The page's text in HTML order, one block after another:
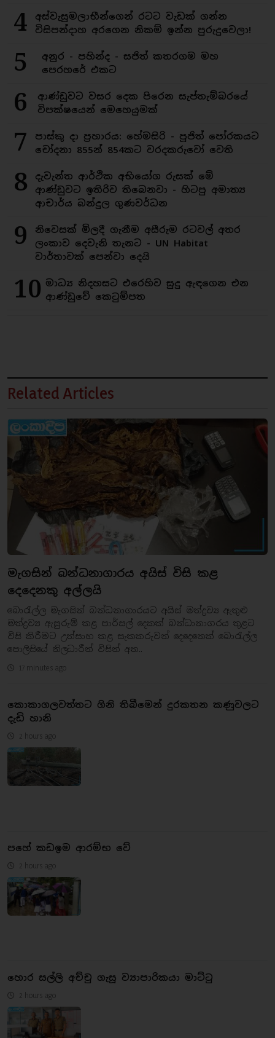
4
අස්වැසුමලාභීන්ගෙන් රටට වැඩක් ගන්න
විසිපන්දාහ අරගෙන නිකම් ඉන්න පුරුදුවෙලා!
5
අනුර - පහින්ද - සජිත් කතරගම මහ
පෙරහරේ එකට
6
ආණ්ඩුවට වසර දෙක පිරෙන සැප්තැම්බරයේ
විපක්ෂයෙන් මෙහෙයුමක්
7
පාස්කු දා ප්‍රහාරය: හේමසිරි - පූජිත් පෝරකයට
චෝදනා 855න් 854කට වරදකරුවෝ වෙති
8
දැවැන්ත ආර්ථික අභියෝග රුසක් මේ
ආණ්ඩුවට ඉතිරිව තිබෙනවා - හිටපු අමාත්‍ය
ආචාර්ය බන්දුල ගුණවර්ධන
9
නිවෙසක් මිලදී ගැනීම අසීරුම රටවල් අතර
ලංකාව දෙවැනි තැනට - UN Habitat
වාර්තාවක් පෙන්වා දෙයි
10 මාධ්‍ය නිදහසට එරෙහිව සුදු ඇඳගෙන එන
ආණ්ඩුවේ කෙටුම්පත
Related Articles
මැගසින් බන්ධනාගාරය අයිස් විසි කළ
දෙදෙනකු අල්ලයි
බොරැල්ල මැගසින් බන්ධනාගාරයට අයිස් මත්ද්‍රව්‍ය ඇතුළු
මත්ද්‍රව්‍ය ඇසුරුම් කළ පාර්සල් දෙකක් බන්ධානාගරය තුළට
විසි කිරීමට උත්සාහ කළ සැකකරුවන් දෙදෙනෙක් බොරැල්ල
පොලිසියේ නිලධාරීන් විසින් අත..
17 minutes ago
කොකාගලවත්තට ගිනි තිබීමෙන් දුරකතන කණුවලට
දැඩි හානි
2 hours ago
පහේ කඩඉම ආරම්භ වේ
2 hours ago
හොර සල්ලි අච්චු ගැසූ ව්‍යාපාරිකයා මාට්ටු
2 hours ago